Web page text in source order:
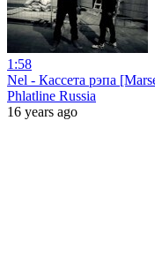
1:58
Nel - Кассета рэпа
Phlatline Russia
16 years ago